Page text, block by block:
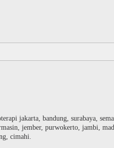
jakarta, bandung, surabaya,
jember, purwokerto, jambi,
cimahi.